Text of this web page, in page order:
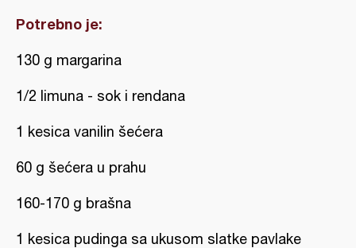
Potrebno je:
130 g margarina
1/2 limuna - sok i rendana
1 kesica vanilin šećera
60 g šećera u prahu
160-170 g brašna
1 kesica pudinga sa ukusom slatke pavlake